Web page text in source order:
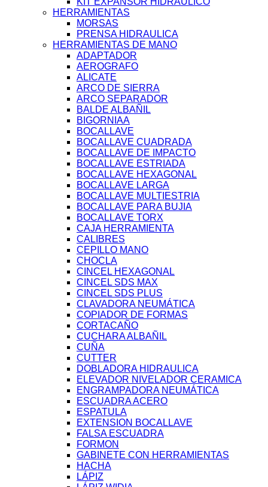
HERRAMIENTAS
MORSAS
PRENSA HIDRAULICA
HERRAMIENTAS DE MANO
ADAPTADOR
AEROGRAFO
ALICATE
ARCO DE SIERRA
ARCO SEPARADOR
BALDE ALBAÑIL
BIGORNIAA
BOCALLAVE
BOCALLAVE CUADRADA
BOCALLAVE DE IMPACTO
BOCALLAVE ESTRIADA
BOCALLAVE HEXAGONAL
BOCALLAVE LARGA
BOCALLAVE MULTIESTRIA
BOCALLAVE PARA BUJIA
BOCALLAVE TORX
CAJA HERRAMIENTA
CALIBRES
CEPILLO MANO
CHOCLA
CINCEL HEXAGONAL
CINCEL SDS MAX
CINCEL SDS PLUS
CLAVADORA NEUMÁTICA
COPIADOR DE FORMAS
CORTACAÑO
CUCHARA ALBAÑIL
CUÑA
CUTTER
DOBLADORA HIDRAULICA
ELEVADOR NIVELADOR CERAMICA
ENGRAMPADORA NEUMÁTICA
ESCUADRA ACERO
ESPATULA
EXTENSION BOCALLAVE
FALSA ESCUADRA
FORMON
GABINETE CON HERRAMIENTAS
HACHA
LÁPIZ